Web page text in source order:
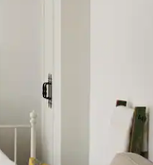
para baixo do teclado ou